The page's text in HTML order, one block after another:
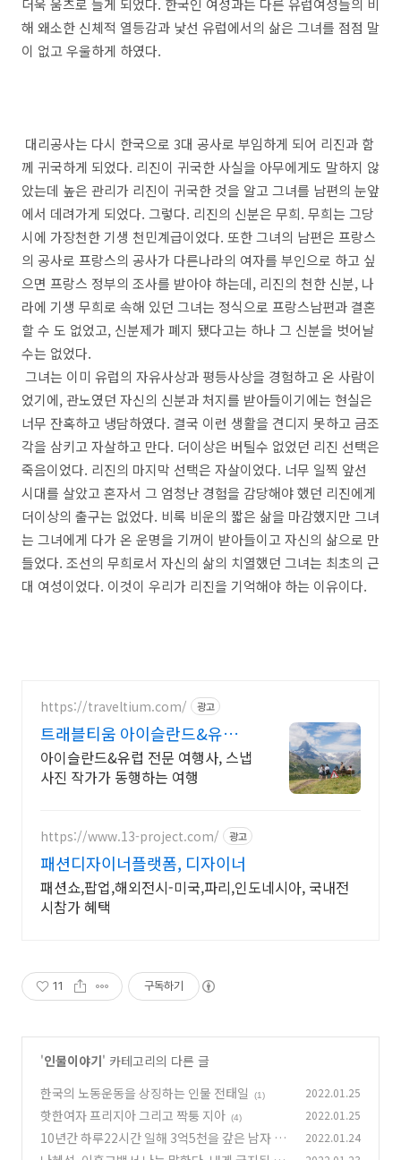
더욱 움츠로 들게 되었다. 한국인 여성과는 다른 유럽여성들의 비
해 왜소한 신체적 열등감과 낯선 유럽에서의 삶은 그녀를 점점 말
이 없고 우울하게 하였다.
대리공사는 다시 한국으로 3대 공사로 부임하게 되어 리진과 함
께 귀국하게 되었다. 리진이 귀국한 사실을 아무에게도 말하지 않
았는데 높은 관리가 리진이 귀국한 것을 알고 그녀를 남편의 눈앞
에서 데려가게 되었다. 그렇다. 리진의 신분은 무희. 무희는 그당
시에 가장천한 기생 천민계급이었다. 또한 그녀의 남편은 프랑스
의 공사로 프랑스의 공사가 다른나라의 여자를 부인으로 하고 싶
으면 프랑스 정부의 조사를 받아야 하는데, 리진의 천한 신분, 나
라에 기생 무희로 속해 있던 그녀는 정식으로 프랑스남편과 결혼
할 수 도 없었고, 신분제가 폐지 됐다고는 하나 그 신분을 벗어날
수는 없었다.
그녀는 이미 유럽의 자유사상과 평등사상을 경험하고 온 사람이
었기에, 관노였던 자신의 신분과 처지를 받아들이기에는 현실은
너무 잔혹하고 냉담하였다. 결국 이런 생활을 견디지 못하고 금조
각을 삼키고 자살하고 만다. 더이상은 버틸수 없었던 리진 선택은
죽음이었다. 리진의 마지막 선택은 자살이었다. 너무 일찍 앞선
시대를 살았고 혼자서 그 엄청난 경험을 감당해야 했던 리진에게
더이상의 출구는 없었다. 비록 비운의 짧은 삶을 마감했지만 그녀
는 그녀에게 다가 온 운명을 기꺼이 받아들이고 자신의 삶으로 만
들었다. 조선의 무희로서 자신의 삶의 치열했던 그녀는 최초의 근
대 여성이었다. 이것이 우리가 리진을 기억해야 하는 이유이다.
https://traveltium.com/ 광고
트래블티움 아이슬란드&유럽
전문 여행사
아이슬란드&유럽 전문 여행사, 스냅
사진 작가가 동행하는 여행
https://www.13-project.com/ 광고
패션디자이너플랫폼, 디자이너
패션쇼,팝업,해외전시-미국,파리,인도네시아, 국내전
시참가 혜택
11 구독하기
'인물이야기' 카테고리의 다른 글
한국의 노동운동을 상징하는 인물 전태일
(1) 2022.01.25
핫한여자 프리지아 그리고 짝퉁 지아 (4) 2022.01.25
10년간 하루22시간 일해 3억5천을 갚은 남자 이
종룡
2022.01.24